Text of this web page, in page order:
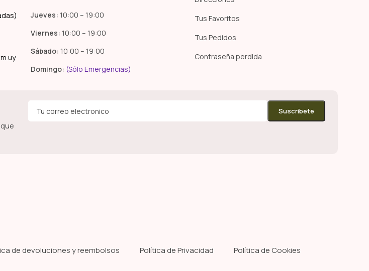
Jueves: 10:00 – 19:00
Viernes: 10:00 – 19:00
Sábado: 10:00 – 19:00
Domingo: (Sólo Emergencias)
Tus Favoritos
Tus Pedidos
Contraseña perdida
de devoluciones y reembolsos Política de Privacidad Política de Cookies